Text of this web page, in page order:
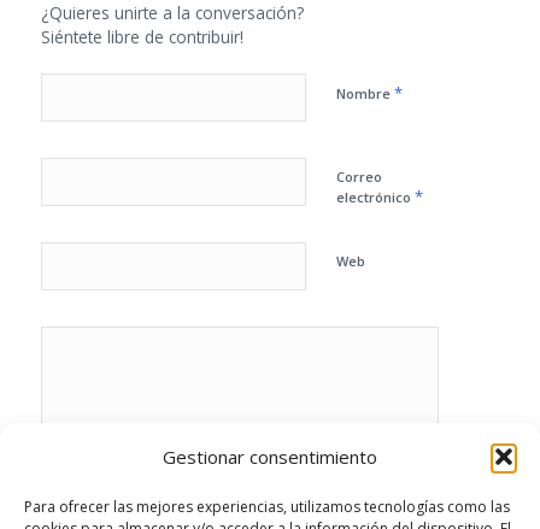
Gestionar consentimiento
Para ofrecer las mejores experiencias, utilizamos tecnologías como las
¿Quieres unirte a la conversación?
Siéntete libre de contribuir!
Nombre *
Correo
electrónico *
Web